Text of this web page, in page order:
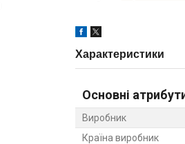
Характеристики
Основні
Виробник
Країна виробник